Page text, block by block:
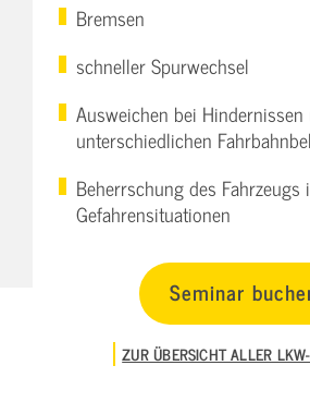
Bremsen
schneller Spurwechsel
Ausweichen bei Hindernissen
unterschiedlichen
Beherrschung des Fahrzeugs
Gefahrensituationen
Seminar
ZUR ÜBERSICHT ALLER